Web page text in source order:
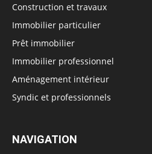
Construction et travaux
Immobilier particulier
Prêt immobilier
Immobilier professionnel
Aménagement intérieur
Syndic et professionnels
NAVIGATION